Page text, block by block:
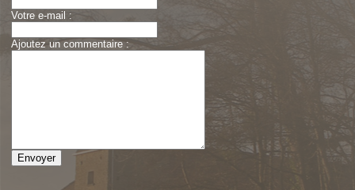
Votre e-mail :
Ajoutez un commentaire :